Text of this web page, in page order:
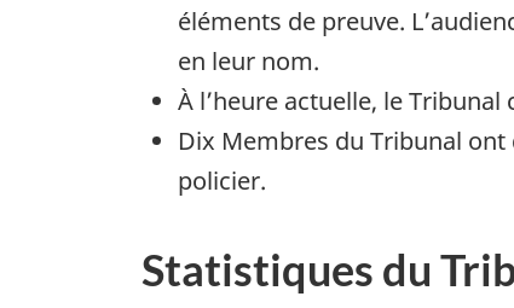
éléments de preuve.
en leur nom.
À l’heure actuelle, le
Dix Membres du Tribunal
policier.
Statistiques du